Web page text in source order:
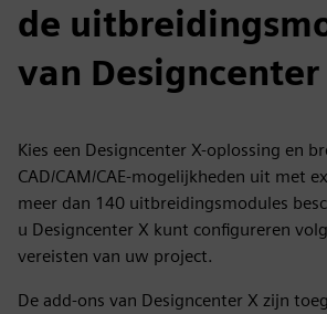
de
van Designcenter
Kies een Designcenter X-oplossing en
CAD/CAM/CAE-mogelijkheden uit met
meer dan 140 uitbreidingsmodules
u Designcenter X kunt configureren
vereisten van uw project.
De add-ons van Designcenter X zijn